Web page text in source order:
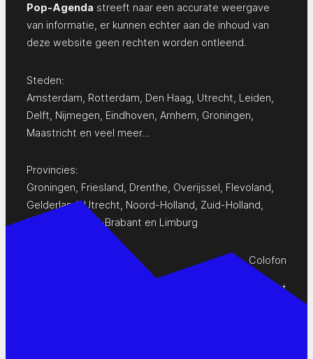
Pop-Agenda streeft naar een accurate weergave
van informatie, er kunnen echter aan de inhoud van
deze website geen rechten worden ontleend.
Steden:
Amsterdam Rotterdam Den Haag Utrecht Leiden
Delft Nijmegen Eindhoven Arnhem Groningen
Maastricht en veel meer…
Provincies:
Groningen, Friesland, Drenthe, Overijssel, Flevoland,
Gelderland,Utrecht, Noord-Holland, Zuid-Holland,
Zeeland
Noord-Brabant en Limburg
Colofon
Privacy Statement